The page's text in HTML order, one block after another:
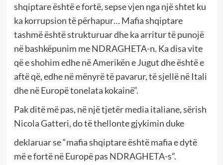
shqiptare është e fortë, sepse vjen nga një shtet ku
ka korrupsion të përhapur… Mafia shqiptare
tashmë është strukturuar dhe ka arritur të punojë
në bashkëpunim me NDRAGHETA-n. Ka disa vite
që e shohim edhe në Amerikën e Jugut dhe është e
aftë që, edhe në mënyrë të pavarur, të sjellë në Itali
dhe në Europë tonelata kokainë”.
Pak ditë më pas, në një tjetër media italiane, sërish
Nicola Gatteri, do të thellonte gjykimin duke
deklaruar se “mafia shqiptare është mafia e dytë
më e fortë në Europë pas NDRAGHETA-s”.